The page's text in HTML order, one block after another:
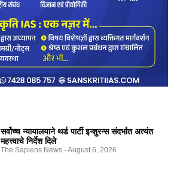
सर्वोच्च न्यायालयाने थर्ड पार्टी इन्शुरन्स संदर्भात अत्यंत
महत्त्वाचे निर्देश दिले
The Sapiens News August 6, 2026